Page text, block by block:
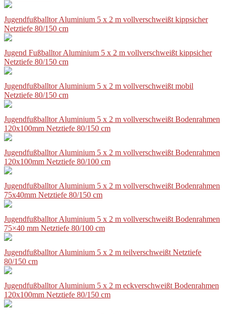
Jugendfußballtor Aluminium 5 x 2 m vollverschweißt kippsicher
Netztiefe 80/150 cm
Jugend Fußballtor Aluminium 5 x 2 m vollverschweißt kippsicher
Netztiefe 80/150 cm
Jugendfußballtor Aluminium 5 x 2 m vollverschweißt mobil
Netztiefe 80/150 cm
Jugendfußballtor Aluminium 5 x 2 m vollverschweißt Bodenrahmen
120x100mm Netztiefe 80/150 cm
Jugendfußballtor Aluminium 5 x 2 m vollverschweißt Bodenrahmen
120x100mm Netztiefe 80/100 cm
Jugendfußballtor Aluminium 5 x 2 m vollverschweißt Bodenrahmen
75x40mm Netztiefe 80/150 cm
Jugendfußballtor Aluminium 5 x 2 m vollverschweißt Bodenrahmen
75×40 mm Netztiefe 80/100 cm
Jugendfußballtor Aluminium 5 x 2 m teilverschweißt Netztiefe
80/150 cm
Jugendfußballtor Aluminium 5 x 2 m eckverschweißt Bodenrahmen
120x100mm Netztiefe 80/150 cm